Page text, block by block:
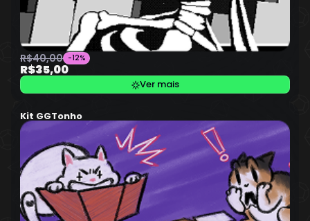
R$40,00 -12%
R$35,00
Ver mais
Kit GGTonho